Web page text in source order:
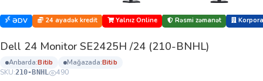
ƏDV 24 ayadək kredit Yalnız Online Rəsmi zəmanət
Dell 24 Monitor SE2425H /24 (210-BNHL)
anbarda: bi̇ti̇b mağazada: bi̇ti̇b
SKU:210-BNHL 490